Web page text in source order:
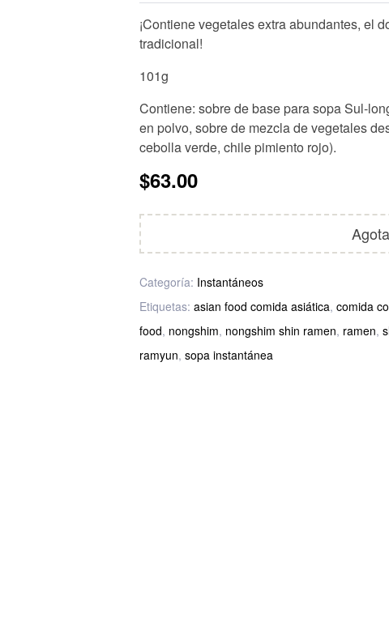
¡Contiene vegetales extra abundantes, el
tradicional!
101g
Contiene: sobre de base para sopa Sul-
en polvo, sobre de mezcla de vegetales
cebolla verde, chile pimiento rojo).
$63.00
Categoría: Instantáneos
Etiquetas: asian food comida asiática, comida
food, nongshim, nongshim shin ramen, ramen,
ramyun, sopa instantánea